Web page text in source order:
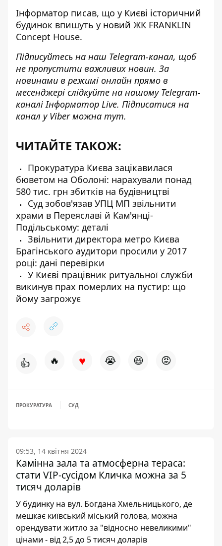
Інформатор писав, що у Києві історичний
будинок впишуть у новий ЖК FRANKLIN
Concept House.
Підписуйтесь на наш Telegram-канал, щоб
не пропустити важливих новин. За
новинами в режимі онлайн прямо в
месенджері слідкуйте на нашому Telegram-
каналіІнформатор Live. Підписатися на
канал у Viber можна тут.
ЧИТАЙТЕ ТАКОЖ:
Прокуратура Києва зацікавилася
бюветом на Оболоні: нарахували понад
580 тис. грн збитків на будівництві
Суд зобов'язав УПЦ МП звільнити
храми в Переяславі й Кам'янці-
Подільському: деталі
Звільнити директора метро Києва
Брагінського аудитори просили у 2017
році: дані перевірки
У Києві працівник ритуальної служби
викинув прах померлих на пустир: що
йому загрожує
👍 🔥 ♥ 😭 😆 😡
ПРОКУРАТУРА СУД
09:53, 14 квітня 2024
Камінна зала та атмосферна тераса:
стати VIP-сусідом Кличка можна за 5
тисяч доларів
У будинку на вул. Богдана Хмельницького, де
мешкає київський міський голова, можна
орендувати житло за "відносно невеликими"
цінами - від 2,5 до 5 тисяч доларів